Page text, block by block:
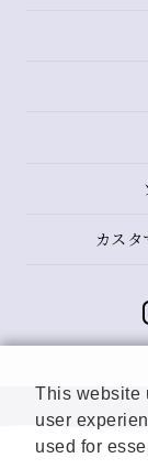
カス
This website
user
used for